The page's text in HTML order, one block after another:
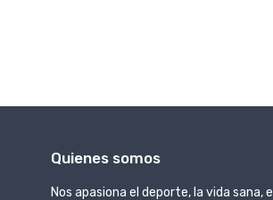
Quienes somos
Nos apasiona el deporte, la vida sana, el